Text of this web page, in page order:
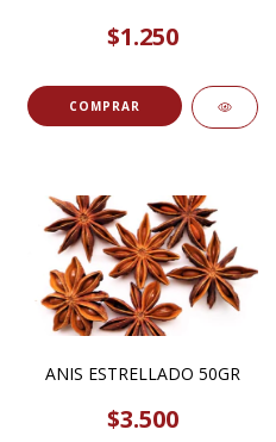
$1.250
COMPRAR
ANIS ESTRELLADO 50GR
$3.500